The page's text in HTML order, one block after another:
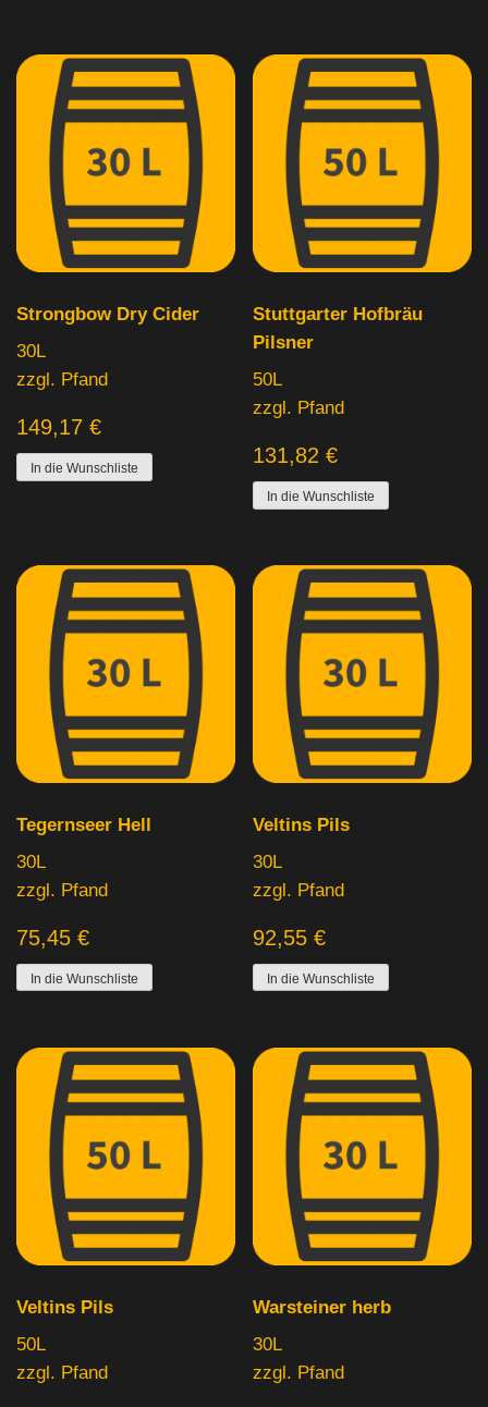
Strongbow Dry Cider
30L
zzgl. Pfand
149,17 €
In die Wunschliste
Stuttgarter Hofbräu
Pilsner
50L
zzgl. Pfand
131,82€
In die Wunschliste
Tegernseer Hell
30L
zzgl. Pfand
75,45 €
In die Wunschliste
Veltins Pils
30L
zzgl. Pfand
92,55€
In die Wunschliste
Veltins Pils
50L
zzgl. Pfand
Warsteiner herb
30L
zzgl. Pfand